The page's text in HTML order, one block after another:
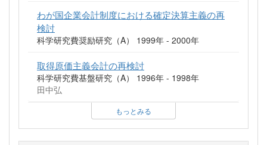
わが国企業会計制度における確定決算主義の再
検討
科学研究費奨励研究（A） 1999年 - 2000年
取得原価主義会計の再検討
科学研究費基盤研究（A） 1996年 - 1998年
田中弘
もっとみる